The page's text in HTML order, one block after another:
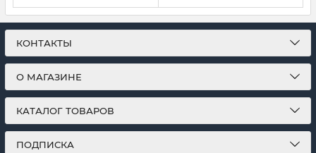
КОНТАКТЫ
О МАГАЗИНЕ
КАТАЛОГ ТОВАРОВ
ПОДПИСКА